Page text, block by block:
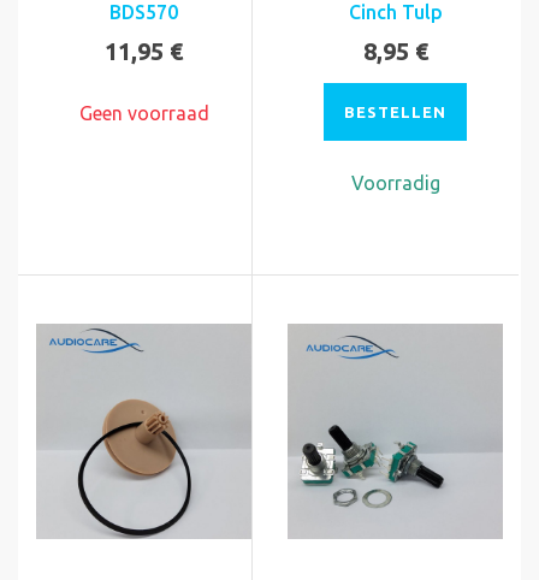
BDS570
11,95 €
Geen voorraad
Cinch Tulp
8,95 €
BESTELLEN
Voorradig